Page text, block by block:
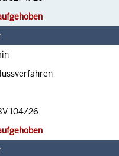
104/26